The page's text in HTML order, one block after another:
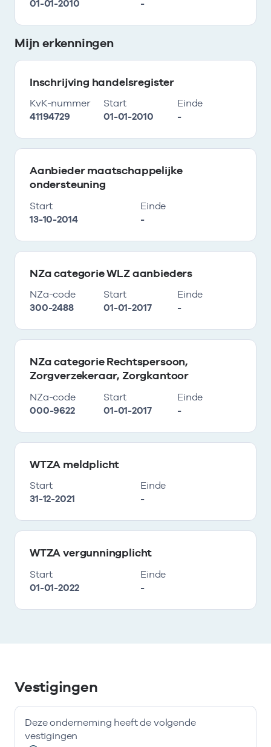
01-01-2010
-
Mijn erkenningen
Inschrijving handelsregister
KvK-nummer
41194729
Start
01-01-2010
Einde
-
Aanbieder maatschappelijke
ondersteuning
Start
13-10-2014
Einde
-
NZa categorie WLZ aanbieders
NZa-code
300-2488
Start
01-01-2017
Einde
-
NZa categorie Rechtspersoon,
Zorgverzekeraar, Zorgkantoor
NZa-code
000-9622
Start
01-01-2017
Einde
-
WTZA meldplicht
Start
31-12-2021
Einde
-
WTZA vergunningplicht
Start
01-01-2022
Einde
-
Vestigingen
Deze onderneming heeft de volgende
vestigingen